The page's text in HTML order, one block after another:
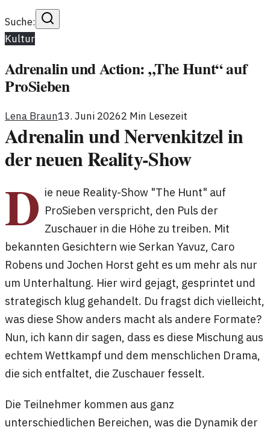
Suche:
Kultur
Adrenalin und Action: „The Hunt“ auf
ProSieben
Lena Braun13. Juni 20262 Min Lesezeit
Adrenalin und Nervenkitzel in
der neuen Reality-Show
D ie neue Reality-Show "The Hunt" auf
ProSieben verspricht, den Puls der
Zuschauer in die Höhe zu treiben. Mit
bekannten Gesichtern wie Serkan Yavuz, Caro
Robens und Jochen Horst geht es um mehr als nur
um Unterhaltung. Hier wird gejagt, gesprintet und
strategisch klug gehandelt. Du fragst dich vielleicht,
was diese Show anders macht als andere Formate?
Nun, ich kann dir sagen, dass es diese Mischung aus
echtem Wettkampf und dem menschlichen Drama,
die sich entfaltet, die Zuschauer fesselt.
Die Teilnehmer kommen aus ganz
unterschiedlichen Bereichen, was die Dynamik der